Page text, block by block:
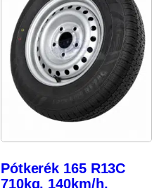
Pótkerék 165 R13C
710kg, 140km/h,